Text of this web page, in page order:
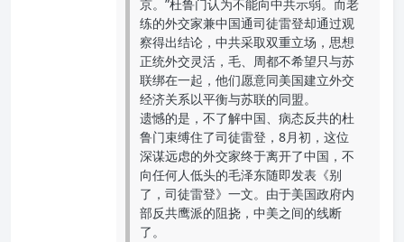
京。”杜鲁门认为不能向中共示弱。而老
练的外交家兼中国通司徒雷登却通过观
察得出结论，中共采取双重立场，思想
正统外交灵活，毛、周都不希望只与苏
联绑在一起，他们愿意同美国建立外交
经济关系以平衡与苏联的同盟。
遗憾的是，不了解中国、病态反共的杜
鲁门束缚住了司徒雷登，8月初，这位
深谋远虑的外交家终于离开了中国，不
向任何人低头的毛泽东随即发表《别
了，司徒雷登》一文。由于美国政府内
部反共鹰派的阻挠，中美之间的线断
了。